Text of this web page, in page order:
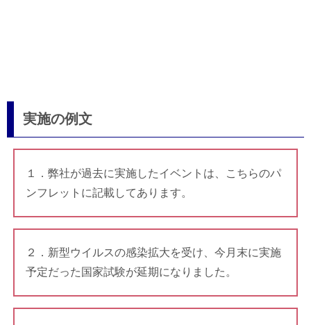
実施の例文
１．弊社が過去に実施したイベントは、こちらのパ
ンフレットに記載してあります。
２．新型ウイルスの感染拡大を受け、今月末に実施
予定だった国家試験が延期になりました。